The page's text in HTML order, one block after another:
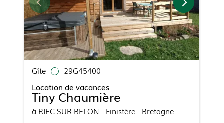
Gîte
29G45400
Location de vacances
Tiny Chaumière
à RIEC SUR BELON - Finistère - Bretagne